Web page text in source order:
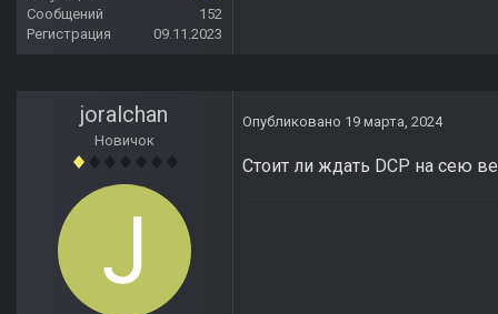
Сообщений
152
Регистрация
09.11.2023
joralchan
Новичок
Опубликовано 19 марта, 2024
Стоит ли ждать DCP на сею